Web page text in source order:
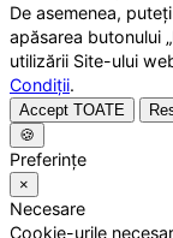
De asemenea,
apăsarea butonului
utilizării Site-ului
Condiții.
Accept TOATE
🍪
Preferințe
×
Necesare
Cookie-urile